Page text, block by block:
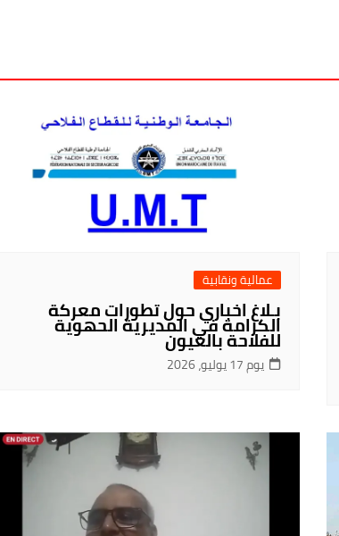
عمالية ونقابية
بـلاغ اخباري حول تطورات معركة
الكرامة في المديرية الحهوية
للفلاحة بالعيون
يوم 17 يوليو، 2026